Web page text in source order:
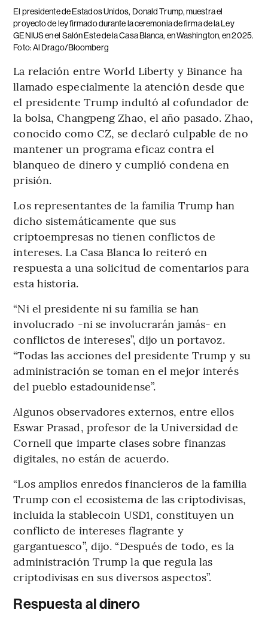
El presidente de Estados Unidos, Donald Trump, muestra el
proyecto de ley firmado durante la ceremonia de firma de la Ley
GENIUS en el Salón Este de la Casa Blanca, en Washington, en 2025.
Foto: Al Drago/Bloomberg
La relación entre World Liberty y Binance ha
llamado especialmente la atención desde que
el presidente Trump indultó al cofundador de
la bolsa, Changpeng Zhao, el año pasado. Zhao,
conocido como CZ, se declaró culpable de no
mantener un programa eficaz contra el
blanqueo de dinero y cumplió condena en
prisión.
Los representantes de la familia Trump han
dicho sistemáticamente que sus
criptoempresas no tienen conflictos de
intereses. La Casa Blanca lo reiteró en
respuesta a una solicitud de comentarios para
esta historia.
“Ni el presidente ni su familia se han
involucrado -ni se involucrarán jamás- en
conflictos de intereses”, dijo un portavoz.
“Todas las acciones del presidente Trump y su
administración se toman en el mejor interés
del pueblo estadounidense”.
Algunos observadores externos, entre ellos
Eswar Prasad, profesor de la Universidad de
Cornell que imparte clases sobre finanzas
digitales, no están de acuerdo.
“Los amplios enredos financieros de la familia
Trump con el ecosistema de las criptodivisas,
incluida la stablecoin USD1, constituyen un
conflicto de intereses flagrante y
gargantuesco”, dijo. “Después de todo, es la
administración Trump la que regula las
criptodivisas en sus diversos aspectos”.
Respuesta al dinero